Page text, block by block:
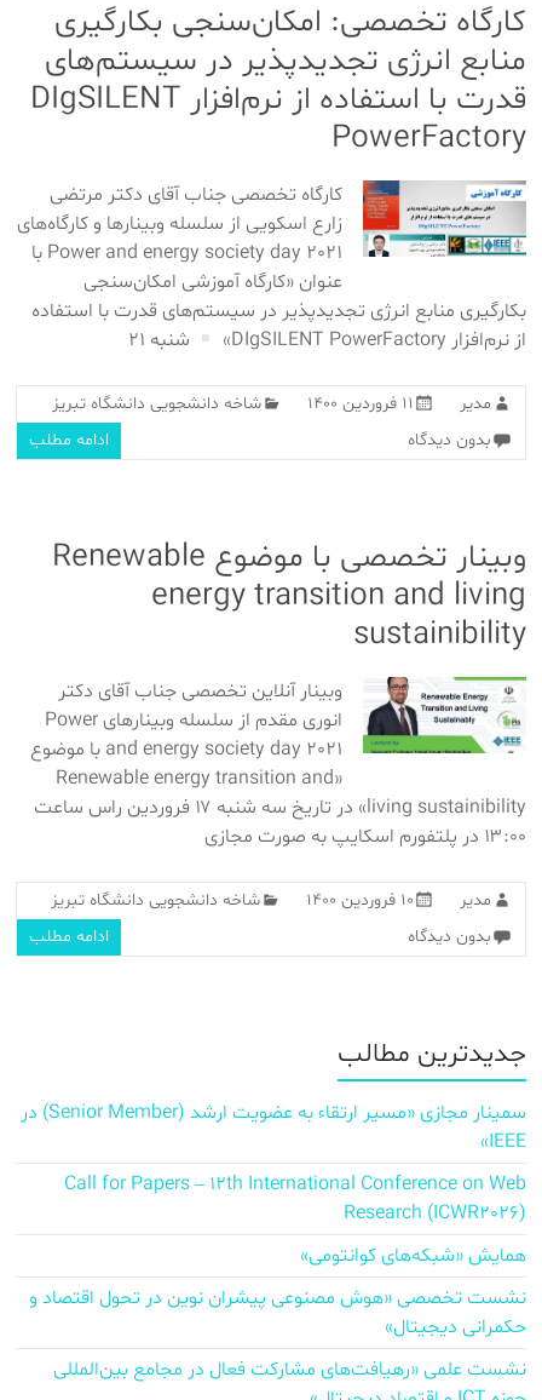
کارگاه تخصصی: امکان‌سنجی بکارگیری
منابع انرژی تجدیدپذیر در سیستم‌های
قدرت با استفاده از نرم‌افزار DIgSILENT
PowerFactory
کارگاه تخصصی جناب آقای دکتر مرتضی
زارع اسکویی از سلسله وبینارها و کارگاه‌های
Power and energy society day 2021 با
عنوان «کارگاه آموزشی امکان‌سنجی
بکارگیری منابع انرژی تجدیدپذیر در سیستم‌های قدرت با استفاده
از نرم‌افزار DIgSILENT PowerFactory»
شنبه ۲۱
مدیر ۱۱ فروردین ۱۴۰۰
شاخه دانشجویی دانشگاه تبریز
بدون دیدگاه
ادامه مطلب
وبینار تخصصی با موضوع Renewable
energy transition and living
sustainibility
وبینار آنلاین تخصصی جناب آقای دکتر
انوری مقدم از سلسله وبینارهای Power
and energy society day 2021 با موضوع
«Renewable energy transition and
living sustainibility» در تاریخ سه شنبه ۱۷ فروردین راس ساعت
۱۳:۰۰ در پلتفورم اسکایپ به صورت مجازی
مدیر ۱۰ فروردین ۱۴۰۰
شاخه دانشجویی دانشگاه تبریز
بدون دیدگاه
ادامه مطلب
جدیدترین مطالب
سمینار مجازی «مسیر ارتقاء به عضویت ارشد (Senior Member) در
IEEE»
Call for Papers – 12th International Conference on Web
Research (ICWR2026)
همایش «شبکه‌های کوانتومی»
نشست تخصصی «هوش مصنوعی پیشران نوین در تحول اقتصاد و
حکمرانی دیجیتال»
نشست علمی «رهیافت‌های مشارکت فعال در مجامع بین‌المللی